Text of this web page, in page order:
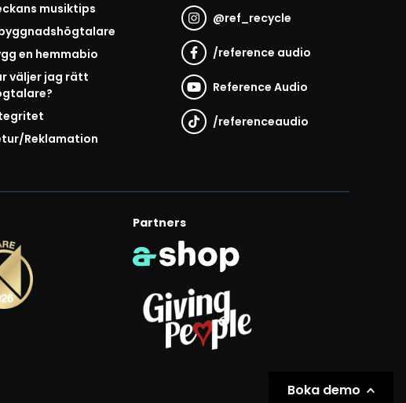
musiktips
en hemmabio
väljer jag rätt
Reklamation
@ref_recycle
/reference audio
Reference Audio
/referenceaudio
Partners
Boka demo